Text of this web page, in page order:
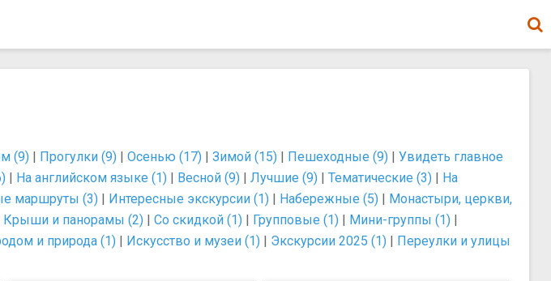
(9) | Прогулки (9) | Осенью (17) | Зимой (15) | Пешеходные (9) | Увидеть главное
| На английском языке (1) | Весной (9) | Лучшие (9) | Тематические (3) | На
маршруты (3) | Интересные экскурсии (1) | Набережные (5) | Монастыри, церкви,
Крыши и панорамы (2) | Со скидкой (1) | Групповые (1) | Мини-группы (1) |
и природа (1) | Искусство и музеи (1) | Экскурсии 2025 (1) | Переулки и улицы